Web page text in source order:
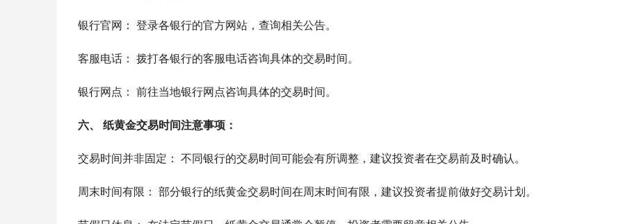
银行官网： 登录各银行的官方网站，查询相关公告。
客服电话： 拨打各银行的客服电话咨询具体的交易时间。
银行网点： 前往当地银行网点咨询具体的交易时间。
六、 纸黄金交易时间注意事项：
交易时间并非固定： 不同银行的交易时间可能会有所调整，建议投资者在交易前及时确认。
周末时间有限： 部分银行的纸黄金交易时间在周末时间有限，建议投资者提前做好交易计划。